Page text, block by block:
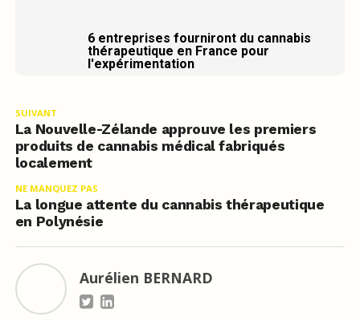
6 entreprises fourniront du cannabis
thérapeutique en France pour
l'expérimentation
SUIVANT
La Nouvelle-Zélande approuve les premiers
produits de cannabis médical fabriqués
localement
NE MANQUEZ PAS
La longue attente du cannabis thérapeutique
en Polynésie
Aurélien BERNARD